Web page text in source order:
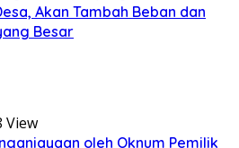
Akan Tambah Beban dan
Besar
View
oleh Oknum Pemilik